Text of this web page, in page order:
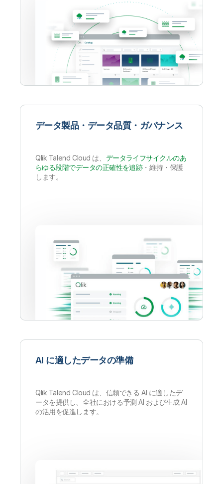
データ製品・データ品質・ガバナンス
Qlik Talend Cloud は、 データライフサイクルのあ
らゆる段階でデータの正確性を追跡・維持・保護
します。
AI に適したデータの準備
Qlik Talend Cloud は、信頼できる AI に適したデ
ータを提供し、全社における予測 AI および生成 AI
の活用を促進します。